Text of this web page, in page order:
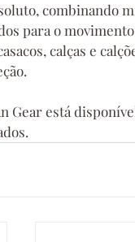
combinando
para o
calças e
Gear está